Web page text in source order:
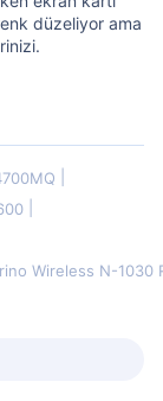
düzeliyor ama
Wireless N-1030